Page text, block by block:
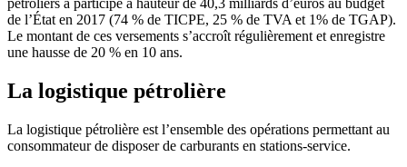
de l’État en 2017 (74 % de TICPE, 25 % de TVA et 1% de TGAP).
Le montant de ces versements s’accroît régulièrement et enregistre
une hausse de 20 % en 10 ans.
La logistique pétrolière
La logistique pétrolière est l’ensemble des opérations permettant au
consommateur de disposer de carburants en stations-service.